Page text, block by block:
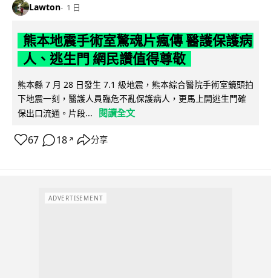
Lawton 1 日
熊本地震手術室驚魂片瘋傳 醫護保護病
人、逃生門 網民讚值得尊敬
熊本縣 7 月 28 日發生 7.1 級地震，熊本綜合醫院手術室鏡頭拍
下地震一刻，醫護人員臨危不亂保護病人，更馬上開逃生門確
保出口流通。片段...
閱讀全文
67 18 ↗ 分享
ADVERTISEMENT